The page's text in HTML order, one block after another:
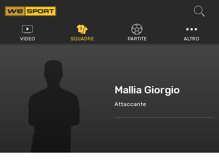
Vai
al
contenuto
VIDEO SQUADRE PARTITE ALTRO
Mallia Giorgio
Attaccante